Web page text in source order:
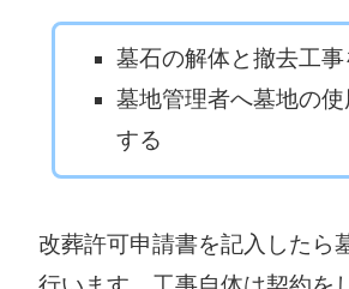
馬市穴吹町穴吹
字九反地5
0883-52-1212
〒
好
勝浦町役場
墓石の解体と撤去工
墓地管理者へ墓地の
する
改葬許可申請書を記入したら